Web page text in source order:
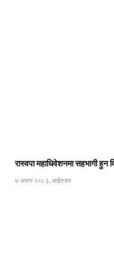
रास्वपा महाधिवेशनमा सहभागी हुन
७ असार २०८३, आईतवार